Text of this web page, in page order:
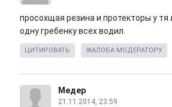
просохщая резина и протекторы у тя
одну гребенку всех водил.
ЦИТИРОВАТЬ ЖАЛОБА МОДЕРАТОРУ
Медер
21.11.2014, 23:59